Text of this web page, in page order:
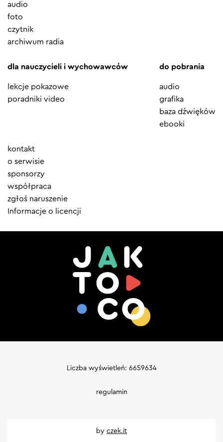
audio
foto
czytnik
archiwum radia
dla nauczycieli i wychowawców
lekcje pokazowe
poradniki video
do pobrania
audio
grafika
baza dźwięków
ebooki
Element
menu
kontakt
o serwisie
sponsorzy
współpraca
zgłoś naruszenie
Informacje o licencji
by czek.it
Liczba wyświetleń: 6659634
regulamin